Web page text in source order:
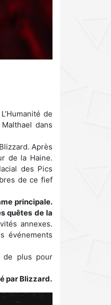
de
dans
Après
de la Haine.
des Pics
de ce fief
principale.
quêtes de la
annexes.
événements
de plus pour
par Blizzard.